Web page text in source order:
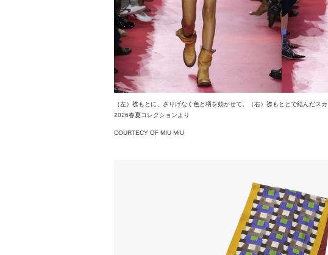
（左）襟もとに、さりげなく色と柄を効かせて。（右）襟もととで結んだス
2026春夏コレクションより
COURTECY OF MIU MIU